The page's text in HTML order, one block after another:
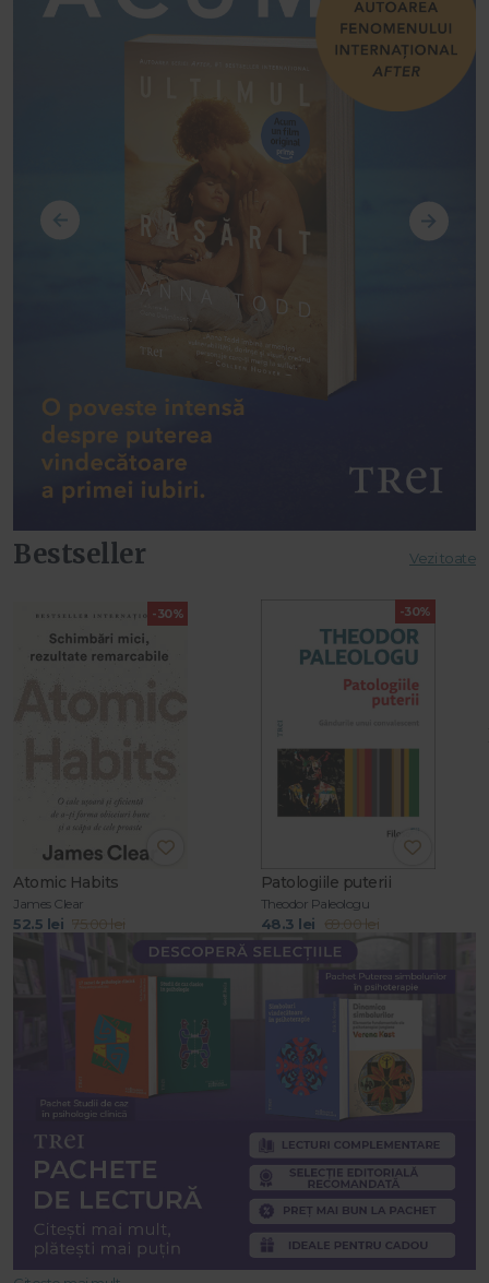
Bestseller Vezi toate
-30%
Atomic Habits
James Clear
52.5 lei 75.00 lei
-30%
Patologiile puterii
Theodor Paleologu
48.3 lei 69.00 lei